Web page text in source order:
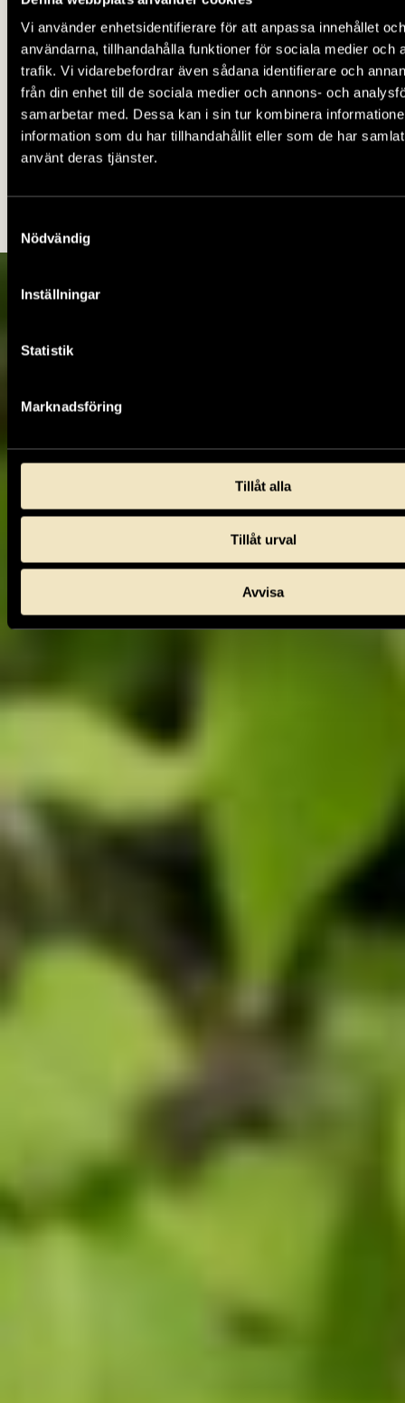
Vi använder enhetsidentifierare för att anpassa innehållet
användarna, tillhandahålla funktioner för sociala medier och
trafik. Vi vidarebefordrar även sådana identifierare och
från din enhet till de sociala medier och annons- och
samarbetar med. Dessa kan i sin tur kombinera
information som du har tillhandahållit eller som de har
använt deras tjänster.
Nödvändig
Inställningar
Statistik
Marknadsföring
Tillåt alla
Tillåt urval
Avvisa
åttio odlingstäppor på brukets mark.
Dessa har genom olika tider använts
till både nytta och nöje. Idag finns det
ett flertal trädgårdar på Tumba
bruksmuseum.